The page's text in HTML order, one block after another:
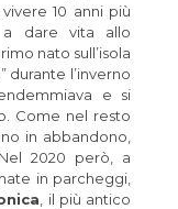
10 anni più
dare vita allo
nato sull’isola
durante l’inverno
e si
Come nel resto
in abbandono,
2020 però, a
in parcheggi,
, il più antico